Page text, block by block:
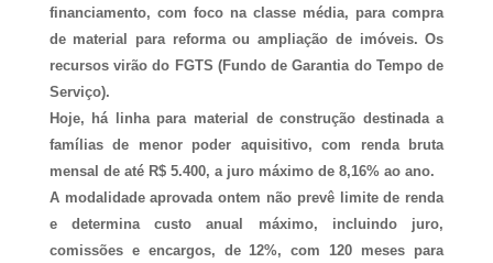
financiamento, com foco na classe média, para compra
de material para reforma ou ampliação de imóveis. Os
recursos virão do FGTS (Fundo de Garantia do Tempo de
Serviço).
Hoje, há linha para material de construção destinada a
famílias de menor poder aquisitivo, com renda bruta
mensal de até R$ 5.400, a juro máximo de 8,16% ao ano.
A modalidade aprovada ontem não prevê limite de renda
e determina custo anual máximo, incluindo juro,
comissões e encargos, de 12%, com 120 meses para